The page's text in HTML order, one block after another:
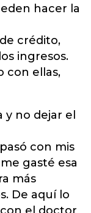
hacer la
crédito,
ingresos.
con ellas,
no dejar el
con mis
gasté esa
más
De aquí lo